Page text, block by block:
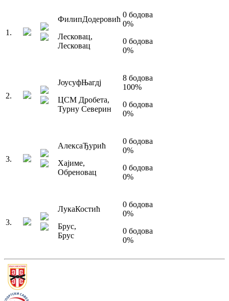
1 .
ФилипДодеровић
Лесковац,
Лесковац
0 бодова
0%
0 бодова
0%
2.
ЈоусуфЊагдј
ЦСМ Дробета,
Турну Северин
8 бодова
100%
0 бодова
0%
3.
АлексаЂурић
Хајиме,
Обреновац
0 бодова
0%
0 бодова
0%
3.
ЛукаКостић
Брус,
Брус
0 бодова
0%
0 бодова
0%